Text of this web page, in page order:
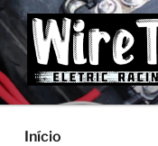
Pular
para
o
conteúdo
Início